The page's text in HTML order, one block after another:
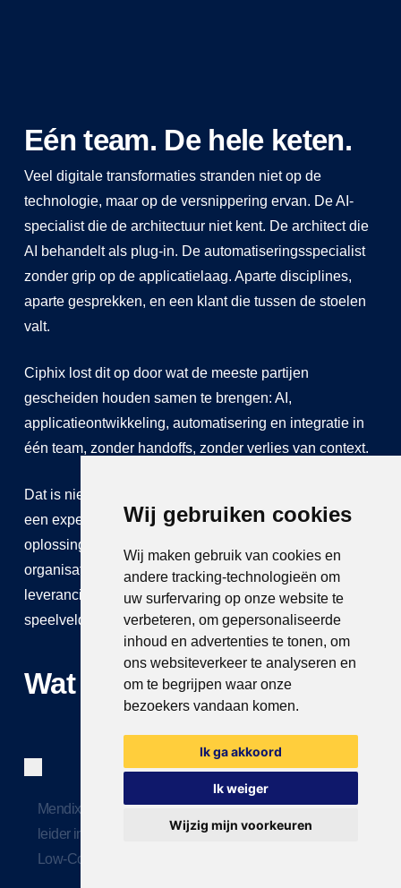
Wij gebruiken cookies
Wij maken gebruik van cookies en
andere tracking-technologieën om
uw surfervaring op onze website te
verbeteren, om gepersonaliseerde
inhoud en advertenties te tonen, om
ons websiteverkeer te analyseren en
om te begrijpen waar onze
bezoekers vandaan komen.
Ik ga akkoord
Ik weiger
Wijzig mijn voorkeuren
Eén team. De hele keten.
Veel digitale transformaties stranden niet op de
technologie, maar op de versnippering ervan. De AI-
specialist die de architectuur niet kent. De architect die
AI behandelt als plug-in. De automatiseringsspecialist
zonder grip op de applicatielaag. Aparte disciplines,
aparte gesprekken, en een klant die tussen de stoelen
valt.
Ciphix lost dit op door wat de meeste partijen
gescheiden houden samen te brengen: AI,
applicatieontwikkeling, automatisering en integratie in
één team, zonder handoffs, zonder verlies van context.
Dat is niet alleen efficiënter. Het is het verschil tussen
een experiment dat werkt in een demo en een
oplossing die standhoudt in productie. Want
organisaties die écht vooroplopen, hebben geen vier
leveranciers nodig. Ze hebben één partner die het hele
speelveld begrijpt.
Wat zeggen analisten?
Mendix is in 2024, voor de zesde keer op rij, erkend als
leider in het Gartner® Magic Quadrant voor Enterprise
Low-Code Applicatie Platformen.